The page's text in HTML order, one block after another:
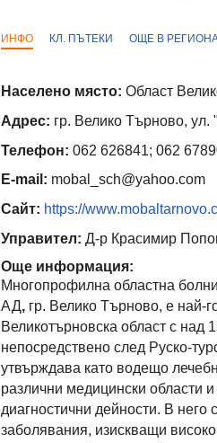
ИНФО КЛ. ПЪТЕКИ ОЩЕ В
Населено място: Област
Адрес: гр. Велико Търново,
Телефон: 062 626841; 062
E-mail: mobal_sch@yahoo.com
Сайт: https://
Управител: Д-р Красимир
Още информация:
Многопрофилна областна
АД, гр. Велико Търново, е най-
Великотърновска област с над
непосредствено след Руско-
утвърждава като водещо
различни медицински области
диагностични дейности. В
заболявания, изискващи